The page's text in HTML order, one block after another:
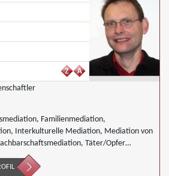
Familienmediation,
Interkulturelle Mediation, Mediation von
Täter/Opfer